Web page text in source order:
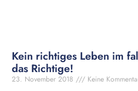
Kein richtiges Leben im
das Richtige!
23. November 2018 Keine